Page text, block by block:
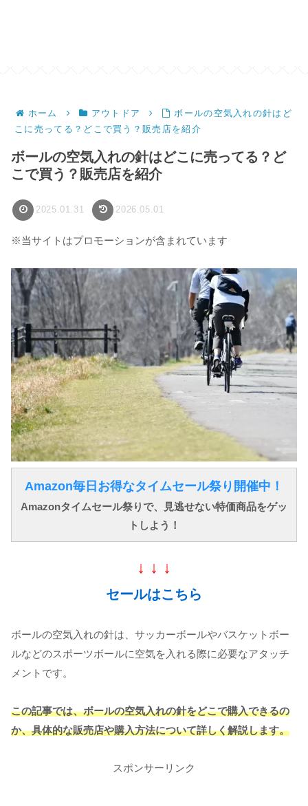
ホーム アウトドア
ボールの空気入れの針はど
こに売ってる？どこで買う？販売店を紹介
ボールの空気入れの針はどこに売ってる？ど
こで買う？販売店を紹介
2025.01.31 2026.05.01
※当サイトはプロモーションが含まれています
Amazon毎日お得なタイムセール祭り開催中！
Amazonタイムセール祭りで、見逃せない特価商品をゲッ
トしよう！
↓ ↓ ↓
セールはこちら
ボールの空気入れの針は、サッカーボールやバスケットボー
ルなどのスポーツボールに空気を入れる際に必要なアタッチ
メントです。
この記事では、ボールの空気入れの針をどこで購入できるの
か、具体的な販売店や購入方法について詳しく解説します。
スポンサーリンク